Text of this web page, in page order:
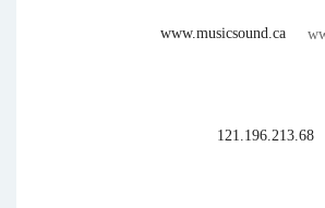
www.musicsound.ca
121.196.213.68